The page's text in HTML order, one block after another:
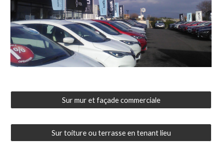
Sur mur et façade commerciale
Sur toiture ou terrasse en tenant lieu